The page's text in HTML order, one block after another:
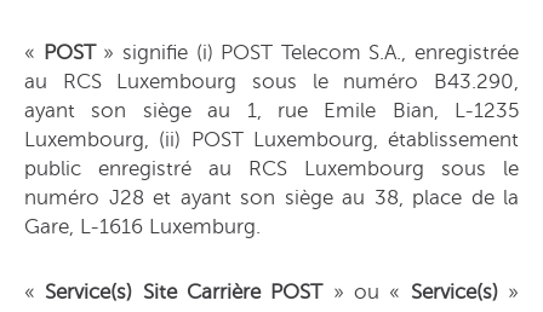
« POST» signifie (i) POST Telecom S.A., enregistrée
au RCS Luxembourg sous le numéro B43.290,
ayant son siège au 1, rue Emile Bian, L-1235
Luxembourg, (ii) POST Luxembourg, établissement
public enregistré au RCS Luxembourg sous le
numéro J28 et ayant son siège au 38, place de la
Gare, L-1616 Luxemburg.
« Service(s) Site Carrière POST» ou « Service(s)»